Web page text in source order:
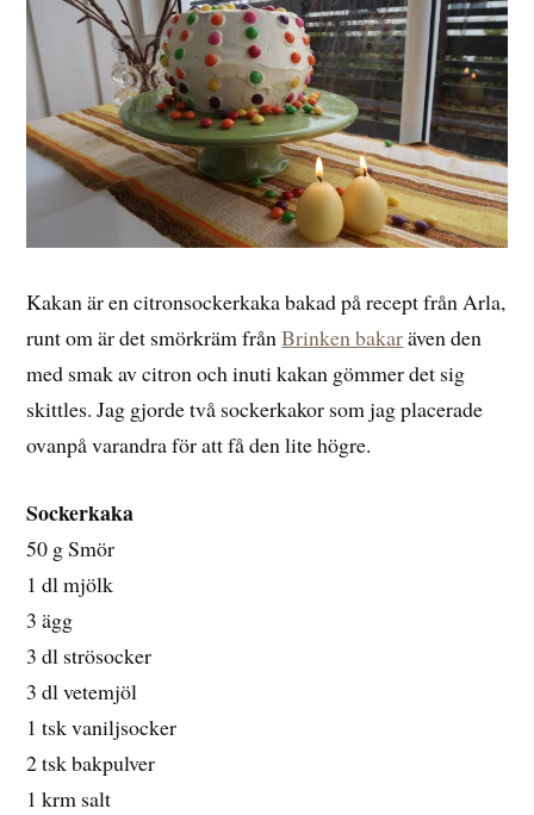
Kakan är en citronsockerkaka bakad på recept från Arla,
runt om är det smörkräm frånBrinken bakaräven den
med smak av citron och inuti kakan gömmer det sig
skittles. Jag gjorde två sockerkakor som jag placerade
ovanpå varandra för att få den lite högre.
Sockerkaka
50 g Smör
1 dl mjölk
3 ägg
3 dl strösocker
3 dl vetemjöl
1 tsk vaniljsocker
2 tsk bakpulver
1 krm salt